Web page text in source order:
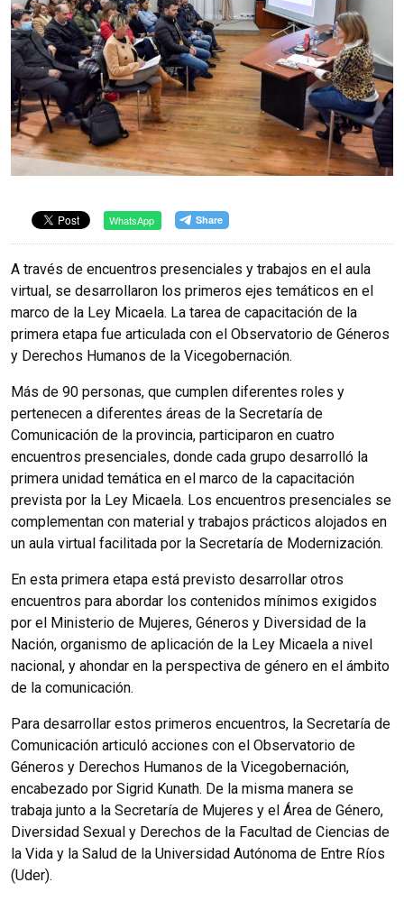
WhatsApp
A través de encuentros presenciales y trabajos en el aula
virtual, se desarrollaron los primeros ejes temáticos en el
marco de la Ley Micaela. La tarea de capacitación de la
primera etapa fue articulada con el Observatorio de Géneros
y Derechos Humanos de la Vicegobernación.
Más de 90 personas, que cumplen diferentes roles y
pertenecen a diferentes áreas de la Secretaría de
Comunicación de la provincia, participaron en cuatro
encuentros presenciales, donde cada grupo desarrolló la
primera unidad temática en el marco de la capacitación
prevista por la Ley Micaela. Los encuentros presenciales se
complementan con material y trabajos prácticos alojados en
un aula virtual facilitada por la Secretaría de Modernización.
En esta primera etapa está previsto desarrollar otros
encuentros para abordar los contenidos mínimos exigidos
por el Ministerio de Mujeres, Géneros y Diversidad de la
Nación, organismo de aplicación de la Ley Micaela a nivel
nacional, y ahondar en la perspectiva de género en el ámbito
de la comunicación.
Para desarrollar estos primeros encuentros, la Secretaría de
Comunicación articuló acciones con el Observatorio de
Géneros y Derechos Humanos de la Vicegobernación,
encabezado por Sigrid Kunath. De la misma manera se
trabaja junto a la Secretaría de Mujeres y el Área de Género,
Diversidad Sexual y Derechos de la Facultad de Ciencias de
la Vida y la Salud de la Universidad Autónoma de Entre Ríos
(Uder).